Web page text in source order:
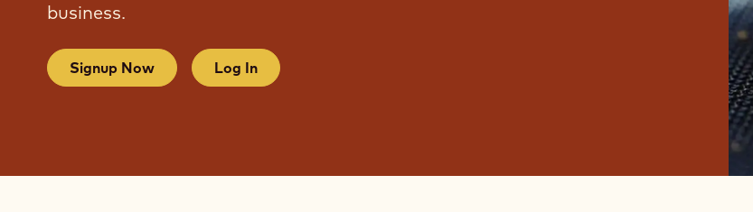
business.
Signup Now Log In